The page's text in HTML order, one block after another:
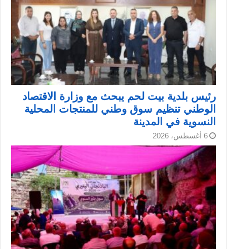
رئيس بلدية بيت لحم يبحث مع وزارة الاقتصاد
الوطني تنظيم سوق وطني للمنتجات المحلية
النسوية في المدينة
6 أغسطس، 2026